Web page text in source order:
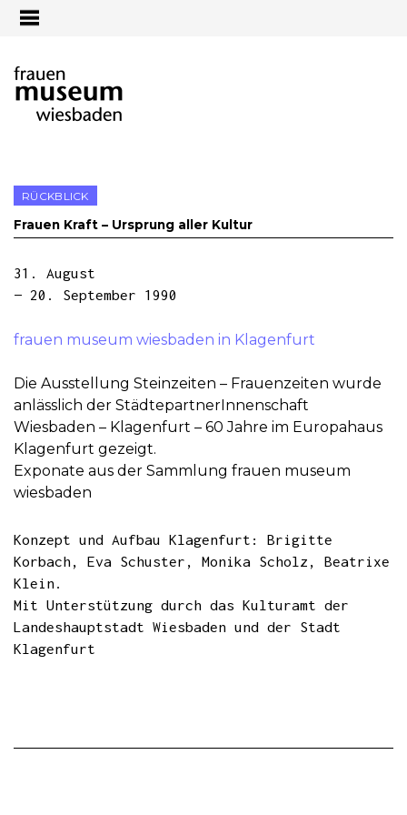
RÜCKBLICK
Frauen Kraft – Ursprung aller Kultur
31. August
— 20. September 1990
frauen museum wiesbaden in Klagenfurt
Die Ausstellung Steinzeiten – Frauenzeiten wurde
anlässlich der StädtepartnerInnenschaft
Wiesbaden – Klagenfurt – 60 Jahre im Europahaus
Klagenfurt gezeigt.
Exponate aus der Sammlung frauen museum
wiesbaden
Konzept und Aufbau Klagenfurt: Brigitte
Korbach, Eva Schuster, Monika Scholz, Beatrixe
Klein.
Mit Unterstützung durch das Kulturamt der
Landeshauptstadt Wiesbaden und der Stadt
Klagenfurt